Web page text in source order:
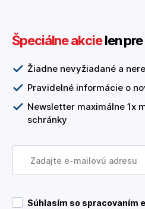
Špeciálne akcielen
Žiadne nevyžiadané a
Pravidelné informácie o
Newsletter maximálne 1x
schránky
Súhlasím so spracovaním